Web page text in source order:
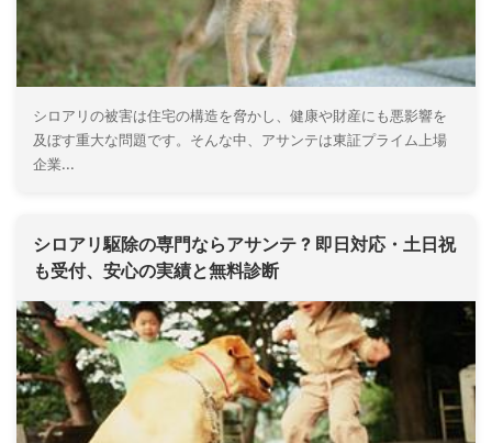
シロアリの被害は住宅の構造を脅かし、健康や財産にも悪影響を
及ぼす重大な問題です。そんな中、アサンテは東証プライム上場
企業...
シロアリ駆除の専門ならアサンテ ? 即日対応・土日祝
も受付、安心の実績と無料診断